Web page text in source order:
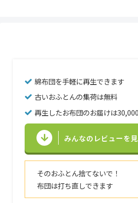
綿布団を手軽に再生できます
古いおふとんの集荷は無料
再生したお布団のお届けは
みんなのレビューを
そのおふとん捨てないで！
布団は打ち直しできます